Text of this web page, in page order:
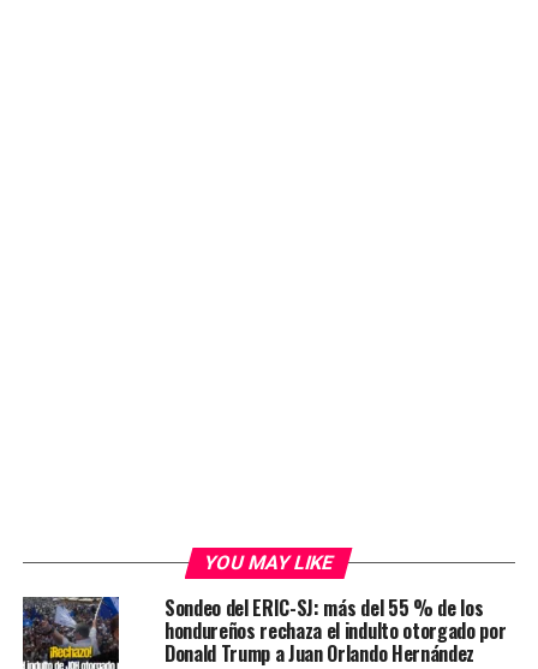
YOU MAY LIKE
Sondeo del ERIC-SJ: más del 55 % de los
hondureños rechaza el indulto otorgado por
Donald Trump a Juan Orlando Hernández